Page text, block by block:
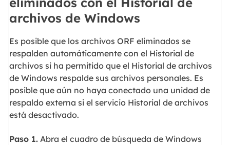
archivos de Windows
Es posible que los archivos ORF eliminados se
respalden automáticamente con el Historial de
archivos si ha permitido que el Historial de archivos
de Windows respalde sus archivos personales. Es
posible que aún no haya conectado una unidad de
respaldo externa si el servicio Historial de archivos
está desactivado.
Paso 1.Abra el cuadro de búsqueda de Windows